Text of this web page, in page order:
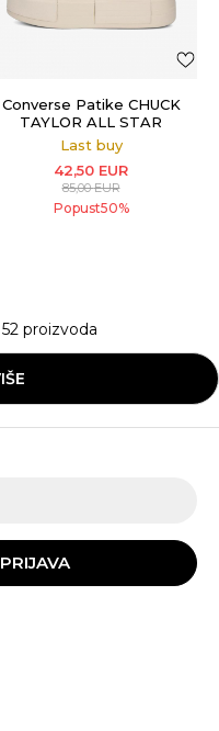
Converse Patike CHUCK
TAYLOR ALL STAR
CRUISE
Last buy
42,50 EUR
85,00EUR
Popust50%
52proizvoda